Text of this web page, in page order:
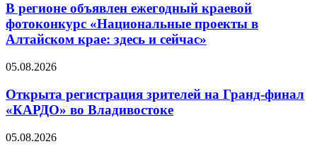
В регионе объявлен ежегодный краевой
фотоконкурс «Национальные проекты в
Алтайском крае: здесь и сейчас»
05.08.2026
Открыта регистрация зрителей на Гранд-финал
«КАРДО» во Владивостоке
05.08.2026